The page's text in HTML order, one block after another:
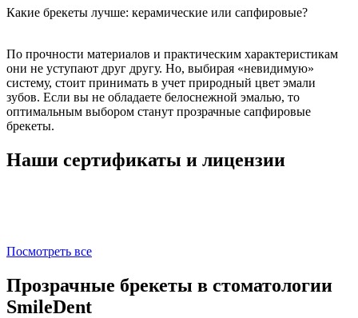
Какие брекеты лучше: керамические или сапфировые?
По прочности материалов и практическим характеристикам
они не уступают друг другу. Но, выбирая «невидимую»
систему, стоит принимать в учет природный цвет эмали
зубов. Если вы не обладаете белоснежной эмалью, то
оптимальным выбором станут прозрачные сапфировые
брекеты.
Наши сертификаты и лицензии
Посмотреть все
Прозрачные брекеты в стоматологии
SmileDent